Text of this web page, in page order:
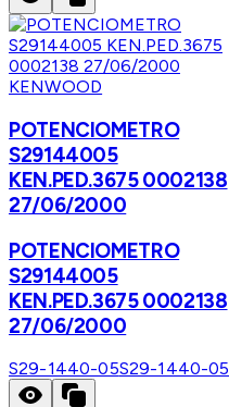
KENWOOD
POTENCIOMETRO
S29144005
KEN.PED.3675 0002138
27/06/2000
POTENCIOMETRO
S29144005
KEN.PED.3675 0002138
27/06/2000
S29-1440-05S29-1440-05